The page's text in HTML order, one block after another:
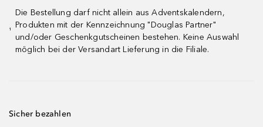
¹
Die Bestellung darf nicht allein aus Adventskalendern,
Produkten mit der Kennzeichnung "Douglas Partner"
und/oder Geschenkgutscheinen bestehen. Keine Auswahl
möglich bei der Versandart Lieferung in die Filiale.
Sicher bezahlen